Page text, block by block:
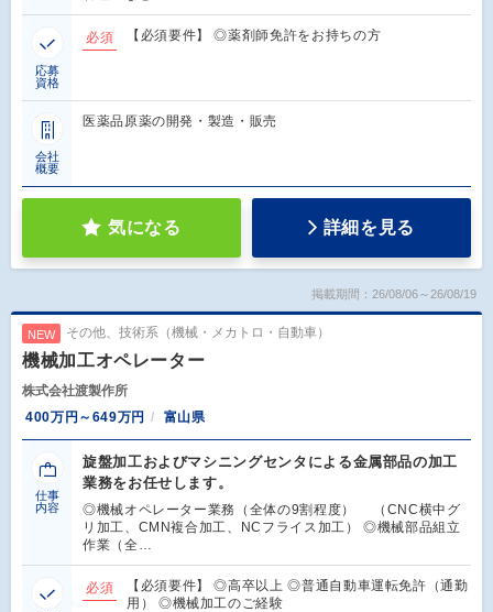
応募
資格
必須 【必須要件】 ◎薬剤師免許をお持ちの方
会社
概要
医薬品原薬の開発・製造・販売
気になる 詳細を見る
掲載期間：26/08/06～26/08/19
NEW その他、技術系（機械・メカトロ・自動車）
機械加工オペレーター
株式会社渡製作所
400万円～649万円
富山県
仕事
内容
旋盤加工およびマシニングセンタによる金属部品の加工
業務をお任せします。
◎機械オペレーター業務（全体の9割程度） （CNC横中グ
リ加工、CMN複合加工、NCフライス加工） ◎機械部品組立
作業（全…
必須
【必須要件】 ◎高卒以上 ◎普通自動車運転免許（通勤
用） ◎機械加工のご経験